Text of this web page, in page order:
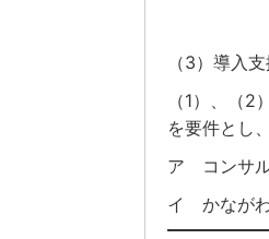
（3）導入
（1）、（
を要件とし
ア コンサル
イ かながわ